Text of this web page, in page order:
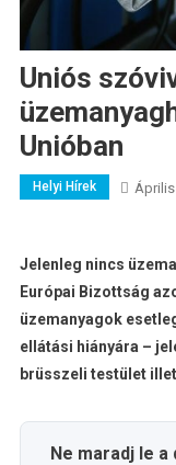
Uniós
Unióban
Helyi Hírek
Jelenleg nincs
Európai Bizottság
üzemanyagok
ellátási hiányára –
brüsszeli testület
Ne maradj le